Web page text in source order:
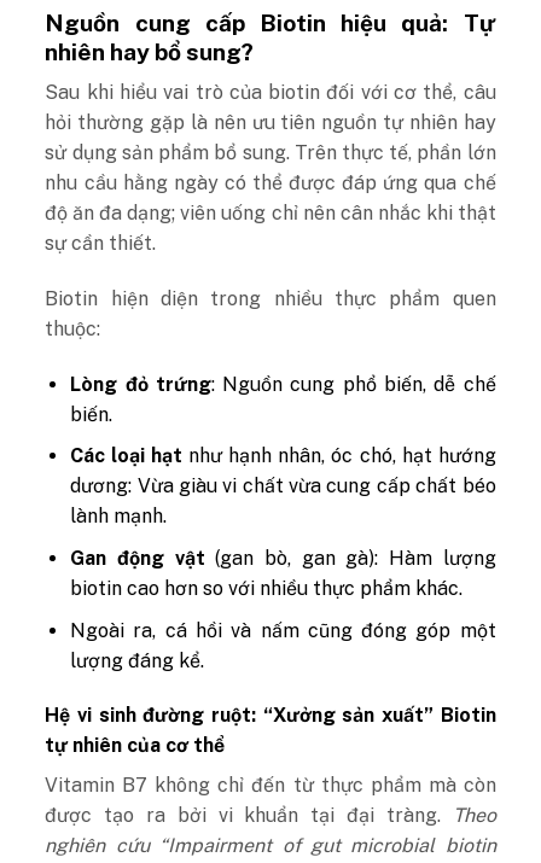
Nguồn cung cấp Biotin hiệu quả: Tự
nhiên hay bổ sung?
Sau khi hiểu vai trò của biotin đối với cơ thể, câu
hỏi thường gặp là nên ưu tiên nguồn tự nhiên hay
sử dụng sản phẩm bổ sung. Trên thực tế, phần lớn
nhu cầu hằng ngày có thể được đáp ứng qua chế
độ ăn đa dạng; viên uống chỉ nên cân nhắc khi thật
sự cần thiết.
Biotin hiện diện trong nhiều thực phẩm quen
thuộc:
Lòng đỏ trứng: Nguồn cung phổ biến, dễ chế
biến.
Các loại hạt như hạnh nhân, óc chó, hạt hướng
dương: Vừa giàu vi chất vừa cung cấp chất béo
lành mạnh.
Gan động vật (gan bò, gan gà): Hàm lượng
biotin cao hơn so với nhiều thực phẩm khác.
Ngoài ra, cá hồi và nấm cũng đóng góp một
lượng đáng kể.
Hệ vi sinh đường ruột: “Xưởng sản xuất” Biotin
tự nhiên của cơ thể
Vitamin B7 không chỉ đến từ thực phẩm mà còn
được tạo ra bởi vi khuẩn tại đại tràng.
Theo
nghiên cứu “Impairment of gut microbial biotin